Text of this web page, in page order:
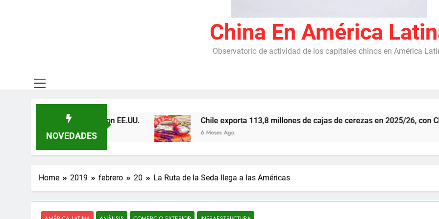
China En América
Observatorio de actividad de los capitales chinos en América
NOVEDADES
tensiona con EE.UU. Chile exporta 113,8 millones de cajas de cerezas en 2025/26, con China como
6 Meses Ago
Home 2019 febrero 20 La Ruta de la Seda llega a las Américas